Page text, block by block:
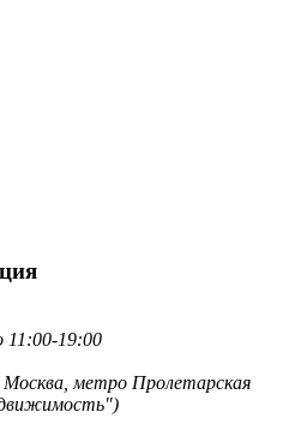
19:00
Москва, метро Пролетарская